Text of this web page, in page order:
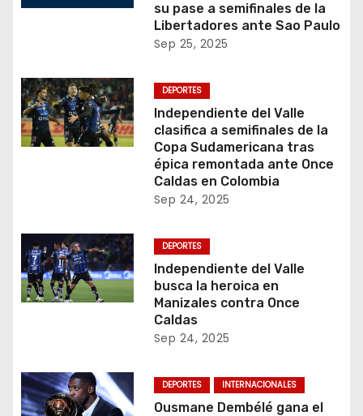
su pase a semifinales de la
Libertadores ante Sao Paulo
Sep 25, 2025
DEPORTES
Independiente del Valle
clasifica a semifinales de la
Copa Sudamericana tras
épica remontada ante Once
Caldas en Colombia
Sep 24, 2025
DEPORTES
Independiente del Valle
busca la heroica en
Manizales contra Once
Caldas
Sep 24, 2025
DEPORTES INTERNACIONALES
Ousmane Dembélé gana el